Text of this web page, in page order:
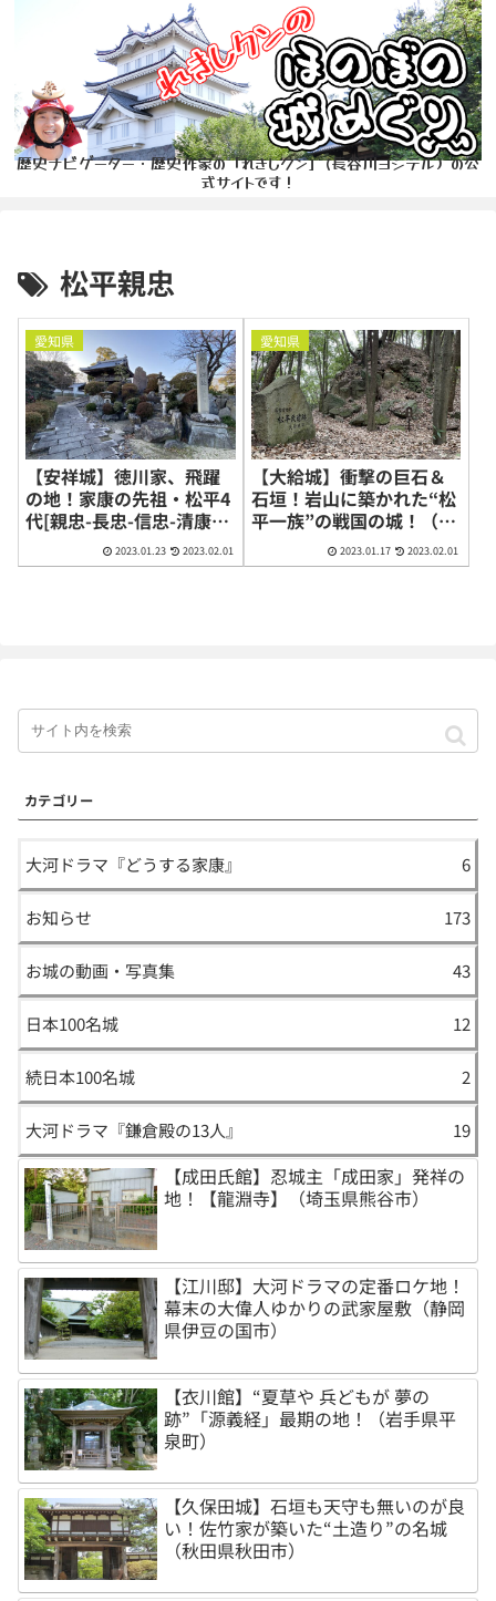
歴史ナビゲーター・歴史作家の「れきしクン」(長谷川ヨシテル）の公
式サイトです！
松平親忠
愛知県
【安祥城】徳川家、飛躍
の地！家康の先祖・松平4
代[親忠-長忠-信忠-清康]
の城（愛知県安城市）
2023.01.23 2023.02.01
愛知県
【大給城】衝撃の巨石＆
石垣！岩山に築かれた“松
平一族”の戦国の城！（愛
知県豊田市）2023.01.17 2023.02.01
カテゴリー
大河ドラマ『どうする家康』 6
お知らせ 173
お城の動画・写真集 43
日本100名城 12
続日本100名城 2
大河ドラマ『鎌倉殿の13人』 19
【成田氏館】忍城主「成田家」発祥の
地！【龍淵寺】（埼玉県熊谷市）
【江川邸】大河ドラマの定番ロケ地！
幕末の大偉人ゆかりの武家屋敷（静岡
県伊豆の国市）
【衣川館】“夏草や 兵どもが 夢の
跡”「源義経」最期の地！（岩手県平
泉町）
【久保田城】石垣も天守も無いのが良
い！佐竹家が築いた“土造り”の名城
（秋田県秋田市）